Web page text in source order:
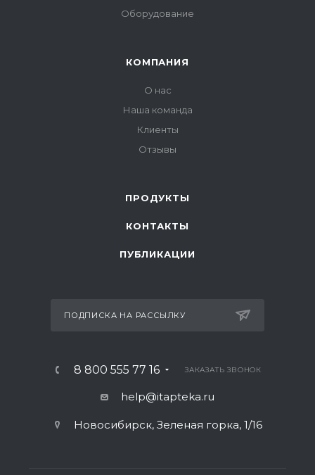
Оборудование
КОМПАНИЯ
О нас
Наша команда
Клиенты
Отзывы
ПРОДУКТЫ
КОНТАКТЫ
ПУБЛИКАЦИИ
ПОДПИСКА НА РАССЫЛКУ
8 800 555 77 16 ЗАКАЗАТЬ ЗВОНОК
help@itapteka.ru
Новосибирск, Зеленая горка, 1/16